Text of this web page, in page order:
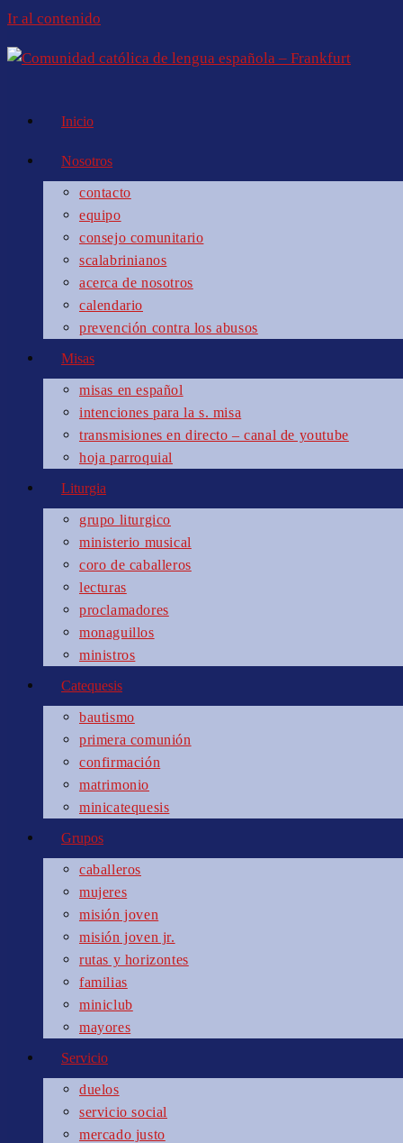
Ir al contenido
Inicio
Nosotros
contacto
equipo
consejo comunitario
scalabrinianos
acerca de nosotros
calendario
prevención contra los abusos
Misas
misas en español
intenciones para la s. misa
transmisiones en directo – canal de youtube
hoja parroquial
Liturgia
grupo liturgico
ministerio musical
coro de caballeros
lecturas
proclamadores
monaguillos
ministros
Catequesis
bautismo
primera comunión
confirmación
matrimonio
minicatequesis
Grupos
caballeros
mujeres
misión joven
misión joven jr.
rutas y horizontes
familias
miniclub
mayores
Servicio
duelos
servicio social
mercado justo